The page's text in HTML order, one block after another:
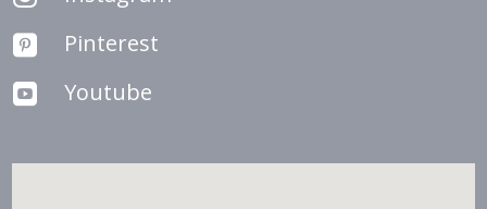
 Pinterest
 Youtube